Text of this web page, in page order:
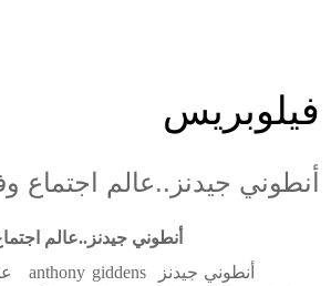
فيلوبريس
أنطوني جيدنز..عالم اجتماع
أنطوني جيدنز..عالم
أنطوني جيدنز
anthony giddens